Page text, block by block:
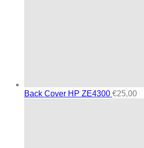
Back Cover HP ZE4300 €25,00